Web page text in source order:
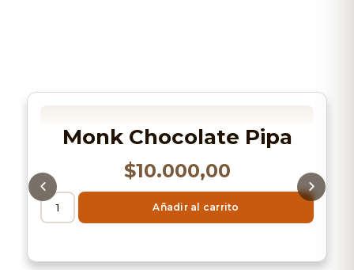
Monk Chocolate Pipa
$10.000,00
Añadir al carrito